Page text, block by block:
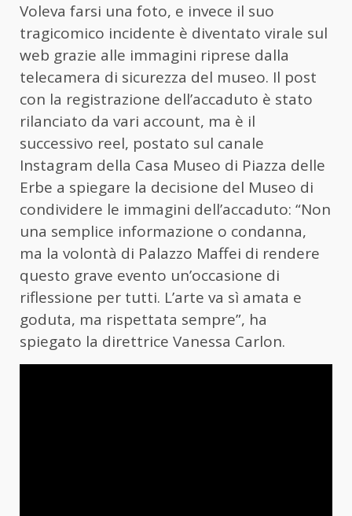
Voleva farsi una foto, e invece il suo
tragicomico incidente è diventato virale sul
web grazie alle immagini riprese dalla
telecamera di sicurezza del museo. Il post
con la registrazione dell’accaduto è stato
rilanciato da vari account, ma è il
successivo reel, postato sul canale
Instagram della Casa Museo di Piazza delle
Erbe a spiegare la decisione del Museo di
condividere le immagini dell’accaduto: “Non
una semplice informazione o condanna,
ma la volontà di Palazzo Maffei di rendere
questo grave evento un’occasione di
riflessione per tutti. L’arte va sì amata e
goduta, ma rispettata sempre”, ha
spiegato la direttrice Vanessa Carlon.